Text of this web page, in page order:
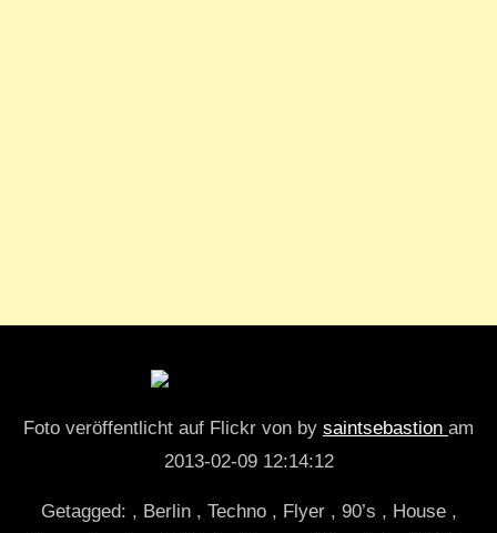
Foto veröffentlicht auf Flickr von by saintsebastion am
2013-02-09 12:14:12
Getagged: , Berlin , Techno , Flyer , 90’s , House ,